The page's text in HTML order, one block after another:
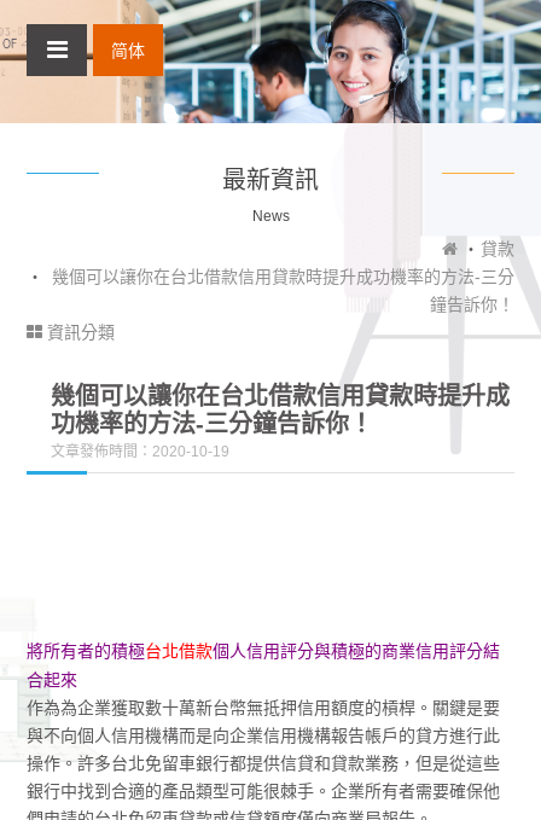
简体
最新資訊
News
貸款
幾個可以讓你在台北借款信用貸款時提升成功機率的方法-三分
鐘告訴你！
資訊分類
幾個可以讓你在台北借款信用貸款時提升成
功機率的方法-三分鐘告訴你！
文章發佈時間：2020-10-19
將所有者的積極台北借款個人信用評分與積極的商業信用評分結
合起來
作為為企業獲取數十萬新台幣無抵押信用額度的槓桿。關鍵是要
與不向個人信用機構而是向企業信用機構報告帳戶的貸方進行此
操作。許多台北免留車銀行都提供信貸和貸款業務，但是從這些
銀行中找到合適的產品類型可能很棘手。企業所有者需要確保他